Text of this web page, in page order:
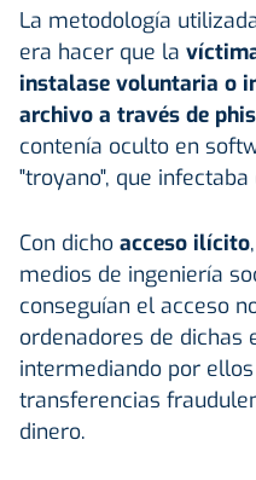
La metodología
era hacer que la
instalase voluntaria o
archivo a través de
contenía oculto en
"troyano", que
Con dicho acceso ilícito
medios de ingeniería
conseguían el acceso
ordenadores de
intermediando por
transferencias
dinero.